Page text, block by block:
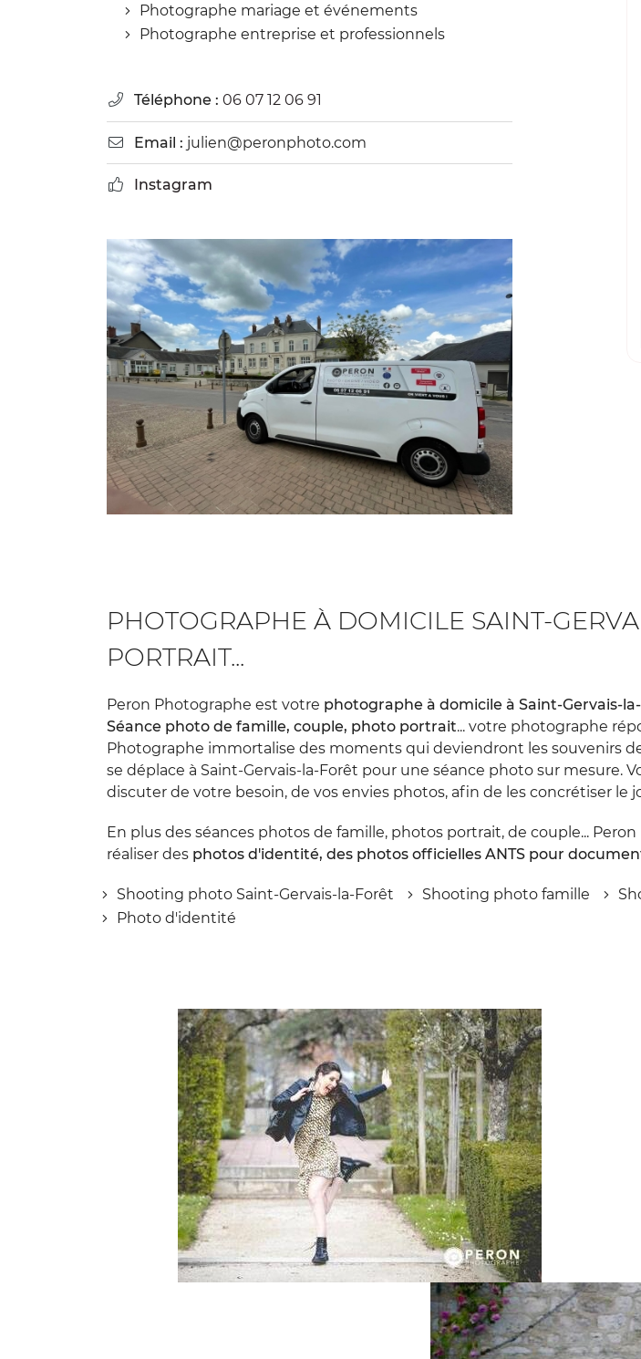
Photographe mariage et événements
Photographe entreprise et professionnels
 Téléphone : 06 07 12 06 91
 Email : julien@peronphoto.com
 Instagram
PHOTOGRAPHE À DOMICILE SAINT-
PORTRAIT...
Peron Photographe est votre photographe à domicile à Saint-Gervais-
Séance photo de famille, couple, photo portrait... votre photographe
Photographe immortalise des moments qui deviendront les souvenirs
se déplace à Saint-Gervais-la-Forêt pour une séance photo sur
discuter de votre besoin, de vos envies photos, afin de les concrétiser le
En plus des séances photos de famille, photos portrait, de couple...
réaliser des photos d'identité, des photos officielles ANTS pour
Shooting photo Saint-Gervais-la-Forêt Shooting photo famille
Photo d'identité